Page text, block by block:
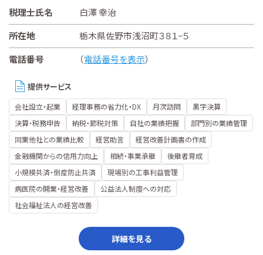
税理士氏名
白澤 幸治
所在地
栃木県佐野市浅沼町３８１−５
電話番号
（電話番号を表示）
提供サービス
会社設立・起業 経理事務の省力化・DX 月次訪問
黒字決算
決算・税務申告
納税・節税対策 自社の業績把握
部門別の業績管理
同業他社との業績比較
経営助言
経営改善計画書の作成
金融機関からの信用力向上
相続・事業承継
後継者育成
小規模共済・倒産防止共済
現場別の工事利益管理
病医院の開業・経営改善
公益法人制度への対応
社会福祉法人の経営改善
詳細を見る